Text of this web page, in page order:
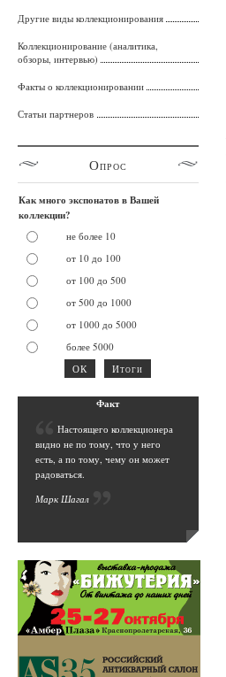
Другие виды коллекционирования
Коллекционирование (аналитика,
обзоры, интервью)
Факты о коллекционировании
Статьи партнеров
Опрос
Как много экспонатов в Вашей
коллекции?
не более 10
от 10 до 100
от 100 до 500
от 500 до 1000
от 1000 до 5000
более 5000
Факт
Настоящего коллекционера
видно не по тому, что у него
есть, а по тому, чему он может
радоваться.
Марк Шагал